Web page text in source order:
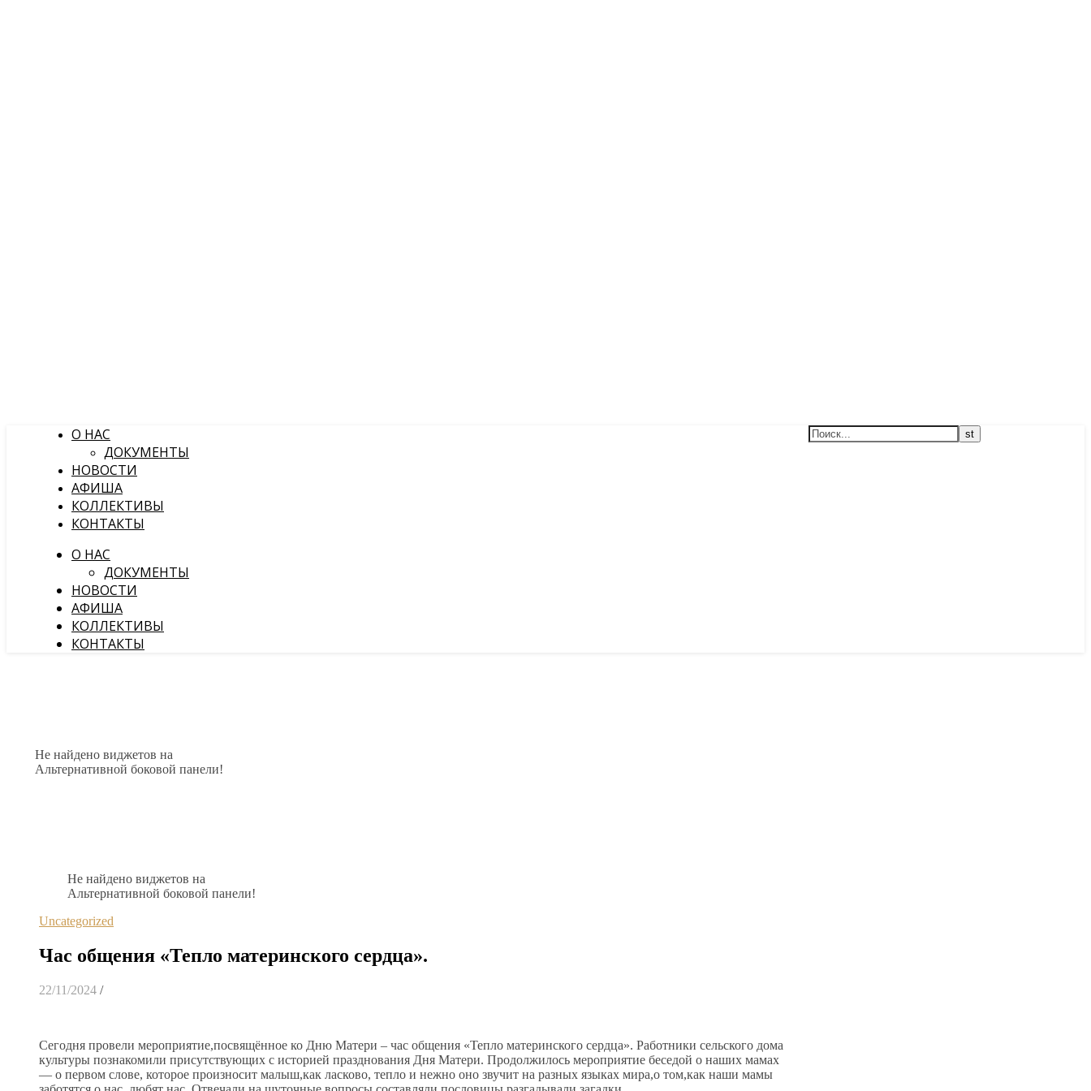
О НАС
ДОКУМЕНТЫ
НОВОСТИ
АФИША
КОЛЛЕКТИВЫ
КОНТАКТЫ
О НАС
ДОКУМЕНТЫ
НОВОСТИ
АФИША
КОЛЛЕКТИВЫ
КОНТАКТЫ
Не найдено виджетов на
Альтернативной боковой панели!
Не найдено виджетов на
Альтернативной боковой панели!
Uncategorized
Час общения «Тепло материнского сердца».
22/11/2024 /
Сегодня провели мероприятие,посвящённое ко Дню Матери – час общения «Тепло материнского сердца». Работники сельского дома
культуры познакомили присутствующих с историей празднования Дня Матери. Продолжилось мероприятие беседой о наших мамах
— о первом слове, которое произносит малыш,как ласково, тепло и нежно оно звучит на разных языках мира,о том,как наши мамы